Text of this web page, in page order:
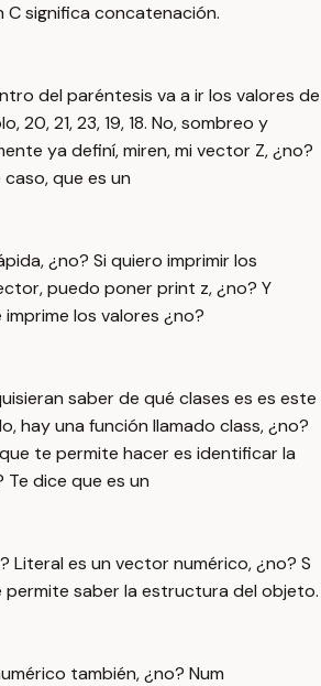
C significa concatenación.
del paréntesis va a ir los valores de
20, 21, 23, 19, 18. No, sombreo y
ya definí, miren, mi vector Z, ¿no?
que es un
¿no? Si quiero imprimir los
puedo poner print z, ¿no? Y
los valores ¿no?
saber de qué clases es es este
hay una función llamado class, ¿no?
te permite hacer es identificar la
dice que es un
Literal es un vector numérico, ¿no? S
permite saber la estructura del objeto.
también, ¿no? Num